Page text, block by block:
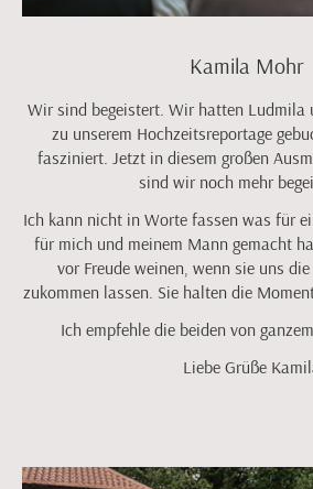
Kamila Mohr
Wir sind begeistert. Wir hatten Ludmila
zu unserem Hochzeitsreportage
fasziniert. Jetzt in diesem großen
sind wir noch mehr
Ich kann nicht in Worte fassen was für
für mich und meinem Mann gemacht
vor Freude weinen, wenn sie uns
zukommen lassen. Sie halten die
Ich empfehle die beiden von
Liebe Grüße